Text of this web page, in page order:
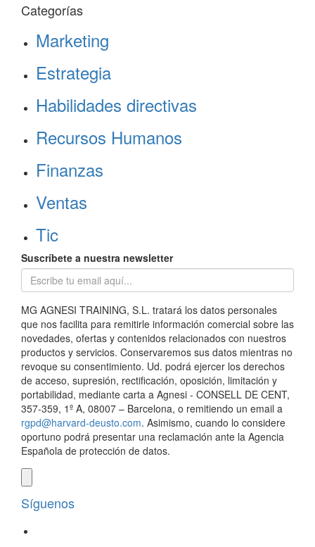
Categorías
Marketing
Estrategia
Habilidades directivas
Recursos Humanos
Finanzas
Ventas
Tic
Suscríbete a nuestra newsletter
MG AGNESI TRAINING, S.L. tratará los datos personales
que nos facilita para remitirle información comercial sobre las
novedades, ofertas y contenidos relacionados con nuestros
productos y servicios. Conservaremos sus datos mientras no
revoque su consentimiento. Ud. podrá ejercer los derechos
de acceso, supresión, rectificación, oposición, limitación y
portabilidad, mediante carta a Agnesi - CONSELL DE CENT,
357-359, 1º A, 08007 – Barcelona, o remitiendo un email a
rgpd@harvard-deusto.com. Asimismo, cuando lo considere
oportuno podrá presentar una reclamación ante la Agencia
Española de protección de datos.
Síguenos